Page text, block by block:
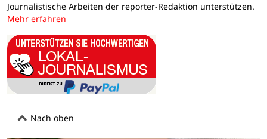
Journalistische Arbeiten der reporter-Redaktion unterstützen.
Mehr erfahren
Nach oben